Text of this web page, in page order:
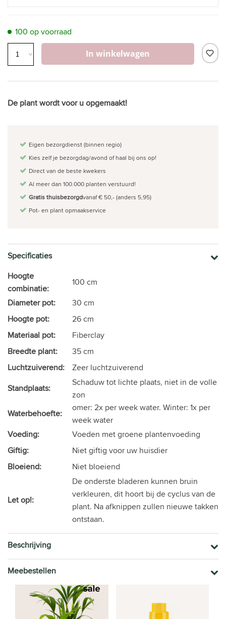
100 op voorraad
In winkelwagen
De plant wordt voor u opgemaakt!
Eigen bezorgdienst (binnen regio)
Kies zelf je bezorgdag/avond of haal bij ons op!
Direct van de beste kwekers
Al meer dan 100.000 planten verstuurd!
Gratis thuisbezorgdvanaf € 50,- (anders 5,95)
Pot- en plant opmaakservice
Specificaties
Hoogte
combinatie:
100 cm
Diameter pot:
30 cm
Hoogte pot:
26 cm
Materiaal pot:
Fiberclay
Breedte plant:
35 cm
Luchtzuiverend:
Zeer luchtzuiverend
Standplaats:
Schaduw tot lichte plaats, niet in de volle
zon
Waterbehoefte:
omer: 2x per week water. Winter: 1x per
week water
Voeding:
Voeden met groene plantenvoeding
Giftig:
Niet giftig voor uw huisdier
Bloeiend:
Niet bloeiend
Let op!:
De onderste bladeren kunnen bruin
verkleuren, dit hoort bij de cyclus van de
plant. Na afknippen zullen nieuwe takken
ontstaan.
Beschrijving
Meebestellen